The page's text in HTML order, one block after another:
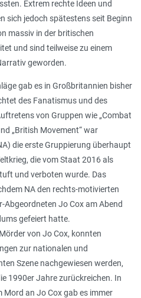
Extrem rechte Ideen und
sich jedoch spätestens seit Beginn
massiv in der britischen
und sind teilweise zu einem
geworden.
gab es in Großbritannien bisher
des Fanatismus und des
von Gruppen wie „Combat
„British Movement“ war
die erste Gruppierung überhaupt
die vom Staat 2016 als
und verboten wurde. Das
NA den rechts-motivierten
Abgeordneten Jo Cox am Abend
gefeiert hatte.
von Jo Cox, konnten
zur nationalen und
Szene nachgewiesen werden,
1990er Jahre zurückreichen. In
Mord an Jo Cox gab es immer